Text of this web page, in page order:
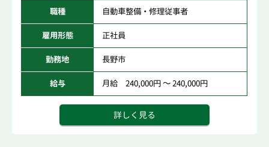
職種 自動車整備・修理従事者
雇用形態 正社員
勤務地 長野市
給与 月給 240,000円 ～ 240,000円
詳しく見る